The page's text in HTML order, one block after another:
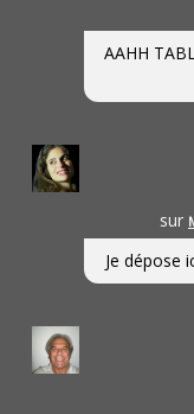
AAHH
sur
Je dépose